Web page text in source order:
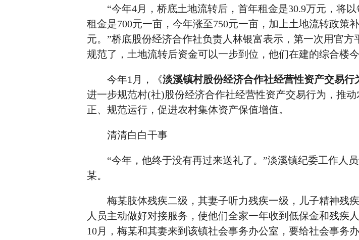
“今年4月，桥底土地流转后，首年租金是30.9万元，将以
租金是700元一亩，今年涨至750元一亩，加上土地流转政策
元。”桥底股份经济合作社负责人林银富表示，第一次用官方
规范了，土地流转后资金可以一步到位，他们在建的综合楼
今年1月，《淡溪镇村股份经济合作社经营性资产交易行
进一步规范村(社)股份经济合作社经营性资产交易行为，推
正、规范运行，促进农村集体资产保值增值。
清清白白干事
“今年，他终于没有再过来送礼了。”淡溪镇纪委工作人员
某。
梅某肢体残疾二级，其妻子听力残疾一级，儿子精神残
人员主动做好对接服务，使他们全家一年收到低保金和残疾
10月，梅某和其妻来到该镇社会事务办公室，要给社会事务